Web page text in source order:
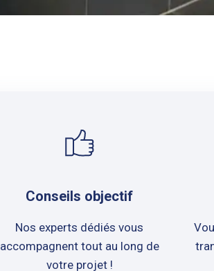
Conseils objectif
Nos experts dédiés vous
accompagnent tout au long de
votre projet !